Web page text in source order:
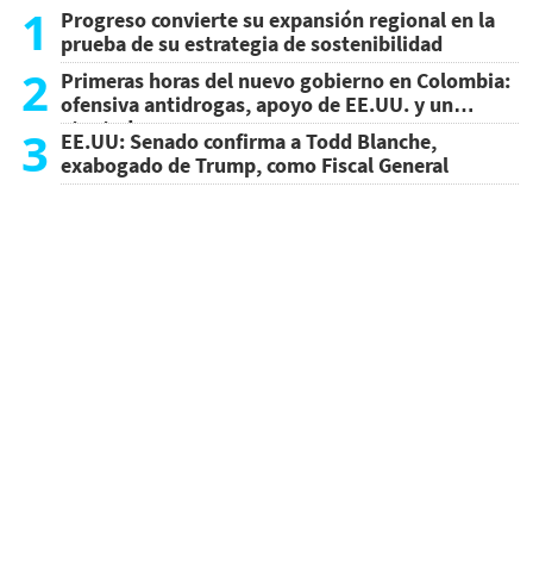
1
Progreso convierte su expansión regional en la
prueba de su estrategia de sostenibilidad
2 Primeras horas del nuevo gobierno en Colombia:
ofensiva antidrogas, apoyo de EE.UU. y un
atentado
3 EE.UU: Senado confirma a Todd Blanche,
exabogado de Trump, como Fiscal General